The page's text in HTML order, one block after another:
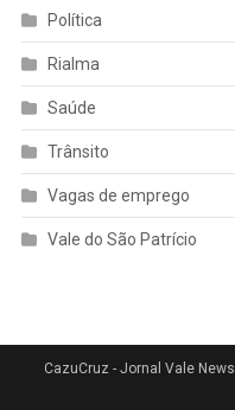
Política
Rialma
Saúde
Trânsito
Vagas de emprego
Vale do São Patrício
CazuCruz - Jornal Vale